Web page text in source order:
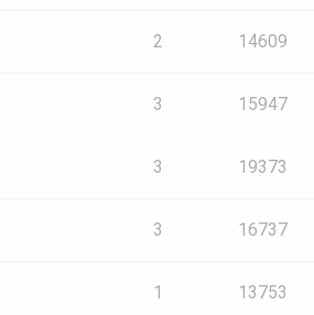
2 14609
3 15947
3 19373
3 16737
1 13753